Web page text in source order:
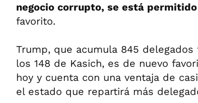
negocio corrupto, se está
favorito.
Trump, que acumula 845
los 148 de Kasich, es de nuevo
hoy y cuenta con una ventaja de
el estado que repartirá más